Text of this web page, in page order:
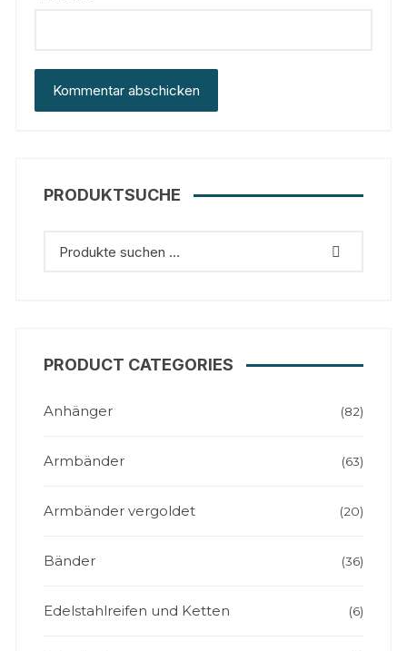
PRODUKTSUCHE
PRODUCT CATEGORIES
Anhänger (82)
Armbänder (63)
Armbänder vergoldet (20)
Bänder (36)
Edelstahlreifen und Ketten (6)